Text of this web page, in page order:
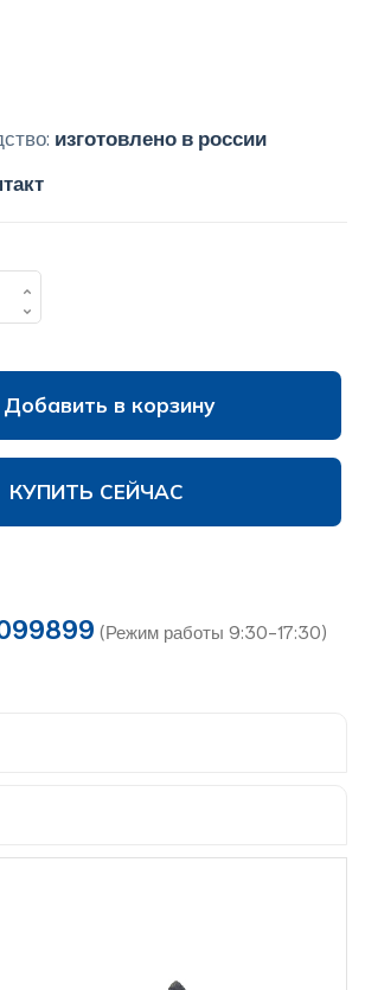
изготовлено в россии
Добавить в корзину
КУПИТЬ СЕЙЧАС
(Режим работы 9:30-17:30)